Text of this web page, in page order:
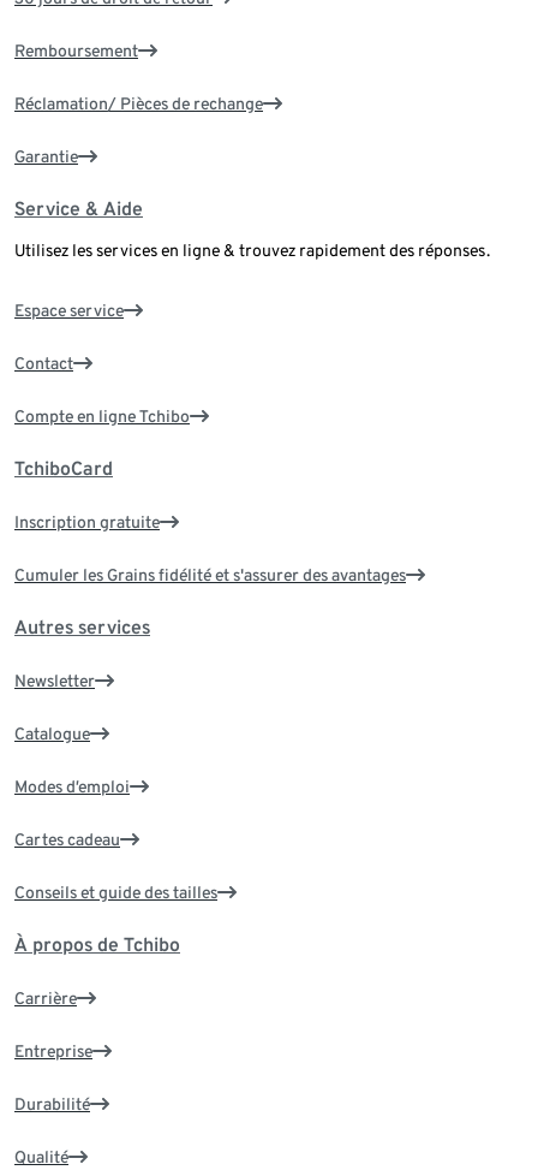
Remboursement
Réclamation/ Pièces de rechange
Garantie
Service & Aide
Utilisez les services en ligne & trouvez rapidement des réponses.
Espace service
Contact
Compte en ligne Tchibo
TchiboCard
Inscription gratuite
Cumuler les Grains fidélité et s'assurer des avantages
Autres services
Newsletter
Catalogue
Modes d’emploi
Cartes cadeau
Conseils et guide des tailles
À propos de Tchibo
Carrière
Entreprise
Durabilité
Qualité